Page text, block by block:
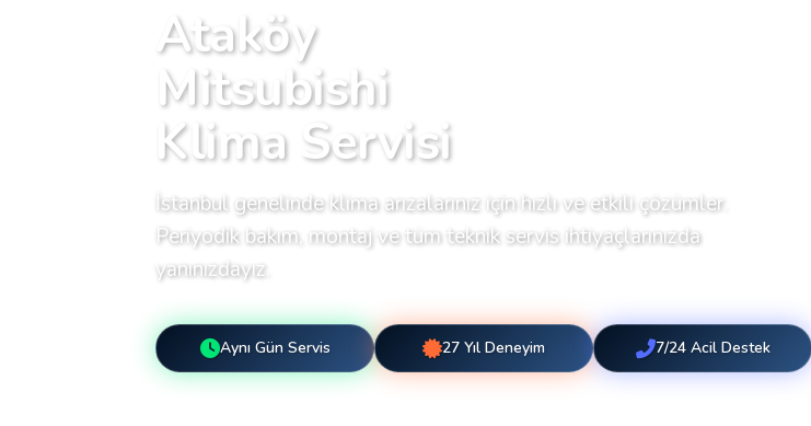
Ataköy
Mitsubishi
Klima Servisi
İstanbul genelinde klima arızalarınız için hızlı ve etkili çözümler.
Periyodik bakım, montaj ve tüm teknik servis ihtiyaçlarınızda
yanınızdayız.
Aynı Gün Servis 27 Yıl Deneyim 7/24 Acil Destek